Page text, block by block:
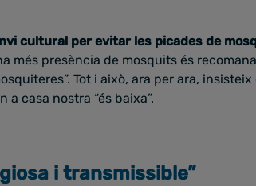
cultural per evitar les picades de
més presència de mosquits és
Tot i això, ara per ara,
casa nostra “és baixa”.
i transmissible”